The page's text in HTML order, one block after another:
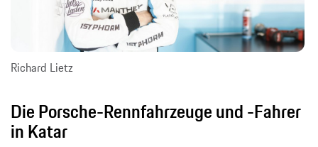
Richard Lietz
Die Porsche-Rennfahrzeuge und -Fahrer
in Katar